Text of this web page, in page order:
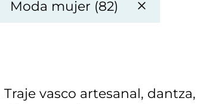
Moda mujer (82)
vasco artesanal, dantza,